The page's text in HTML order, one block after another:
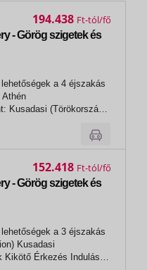
- Görög szigetek és
a 4 éjszakás
Athén
Kusadasi (Törökország)
Patmosz*
194.438 Ft
- Görög szigetek és
a 3 éjszakás
Kusadasi
152.418 Ft